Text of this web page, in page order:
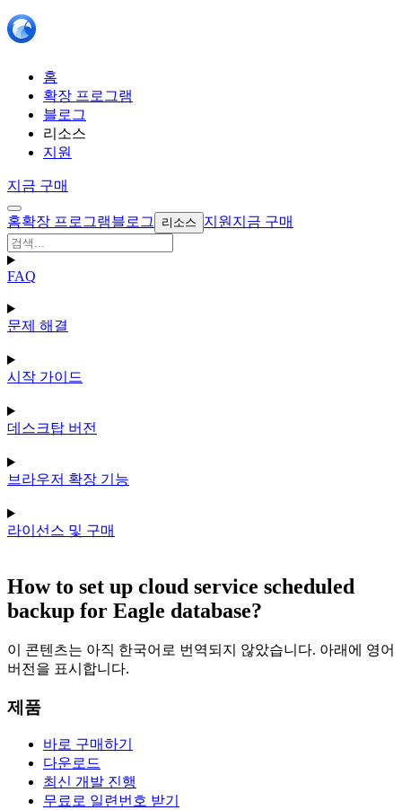
홈
확장 프로그램
블로그
리소스
지원
지금 구매
홈확장 프로그램블로그 리소스 지원 지금 구매
FAQ
문제 해결
시작 가이드
데스크탑 버전
브라우저 확장 기능
라이선스 및 구매
How to set up cloud service scheduled
backup for Eagle database?
이 콘텐츠는 아직 한국어로 번역되지 않았습니다. 아래에 영어
버전을 표시합니다.
제품
바로 구매하기
다운로드
최신 개발 진행
무료로 일련번호 받기